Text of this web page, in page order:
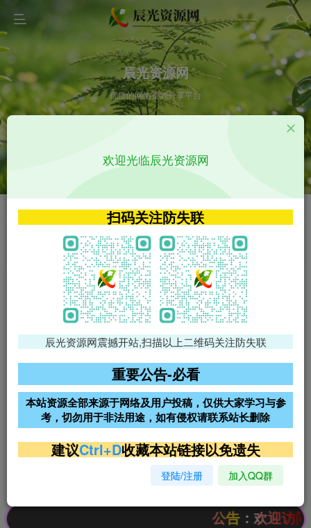
辰光资源网
优质的网络资源分享平台
VIP特权介绍 APP源码
VIP特权介绍
火
VIP特权介绍
影视源码
影视源码
免费领支付宝红包
腾讯轻量4核4G3M服务器38元/
阿里云2核2G200M服务器68元/
年
雨云高防免备案服务器
超低价文字广告位招租 超低价文字广告位招租
超低价文字广告位招租
公告：欢迎访问
欢迎光临辰光资源网
扫码关注防失联
辰光资源网震撼开站,扫描以上二维码关注防失联
重要公告-必看
本站资源全部来源于网络及用户投稿，仅供大家学习与参
考，切勿用于非法用途，如有侵权请联系站长删除
建议Ctrl+D收藏本站链接以免遗失
登陆/注册 加入QQ群